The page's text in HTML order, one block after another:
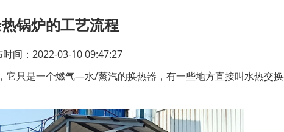
锅炉的工艺流程
时间：2022-03-10 09:47:27
只是一个燃气—水/蒸汽的换热器，有一些地方直接叫水热交